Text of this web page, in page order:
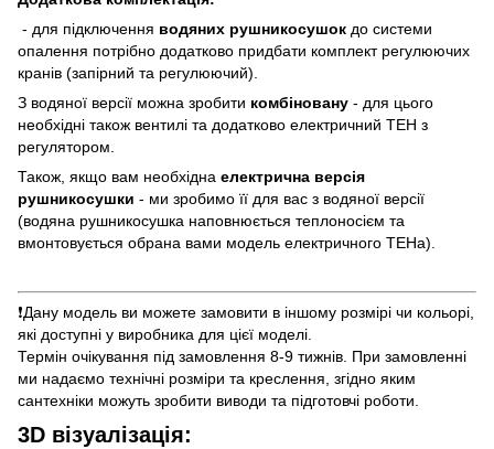
- для підключення водяних рушникосушок до системи
опалення потрібно додатково придбати комплект регулюючих
кранів (запірний та регулюючий).
З водяної версії можна зробити комбіновану - для цього
необхідні також вентилі та додатково електричний ТЕН з
регулятором.
Також, якщо вам необхідна електрична версія
рушникосушки - ми зробимо її для вас з водяної версії
(водяна рушникосушка наповнюється теплоносієм та
вмонтовується обрана вами модель електричного ТЕНа).
❗️Дану модель ви можете замовити в іншому розмірі чи кольорі,
які доступні у виробника для цієї моделі.
Термін очікування під замовлення 8-9 тижнів. При замовленні
ми надаємо технічні розміри та креслення, згідно яким
сантехніки можуть зробити виводи та підготовчі роботи.
3D візуалізація: